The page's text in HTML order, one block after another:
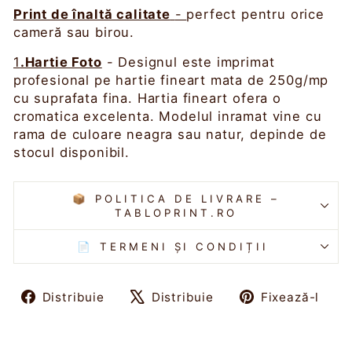
Print de înaltă calitate - perfect pentru orice
cameră sau birou.
1 .Hartie Foto - Designul este imprimat
profesional pe hartie fineart mata de 250g/mp
cu suprafata fina. Hartia fineart ofera o
cromatica excelenta. Modelul inramat vine cu
rama de culoare neagra sau natur, depinde de
stocul disponibil.
📦 POLITICA DE LIVRARE –
TABLOPRINT.RO
📄 TERMENI ȘI CONDIȚII
Distribuie
DistribuieDistribuie
TweetFixează-l